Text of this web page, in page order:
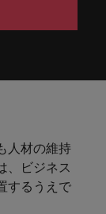
人材の維持
、ビジネス
するうえで